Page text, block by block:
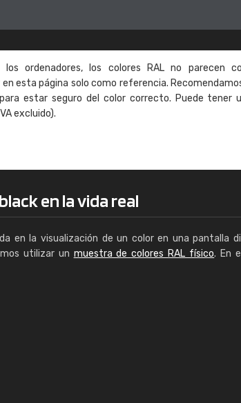
ordenadores, los colores RAL no parecen
esta página solo como referencia.
para estar seguro del color correcto. Puede tener
excluido).
en la vida real
en la visualización de un color en una pantalla
utilizar un muestra de colores RAL físico. En
Enrique